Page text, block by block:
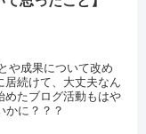
や成果について改め
続けて、大丈夫なん
めたブログ活動もはや
かに？？？